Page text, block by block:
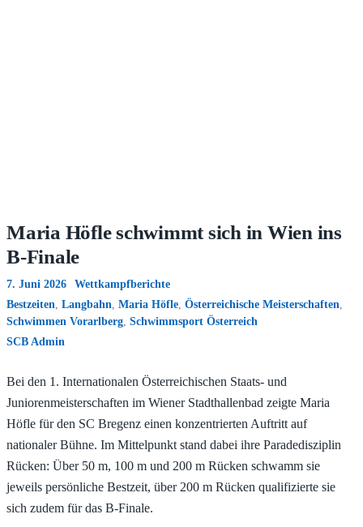
Maria Höfle schwimmt sich in Wien ins
B-Finale
7. Juni 2026
Wettkampfberichte
Bestzeiten Langbahn Maria Höfle Österreichische Meisterschaften
Schwimmen Vorarlberg Schwimmsport Österreich
SCB Admin
Bei den 1. Internationalen Österreichischen Staats- und
Juniorenmeisterschaften im Wiener Stadthallenbad zeigte Maria
Höfle für den SC Bregenz einen konzentrierten Auftritt auf
nationaler Bühne. Im Mittelpunkt stand dabei ihre Paradedisziplin
Rücken: Über 50 m, 100 m und 200 m Rücken schwamm sie
jeweils persönliche Bestzeit, über 200 m Rücken qualifizierte sie
sich zudem für das B-Finale.